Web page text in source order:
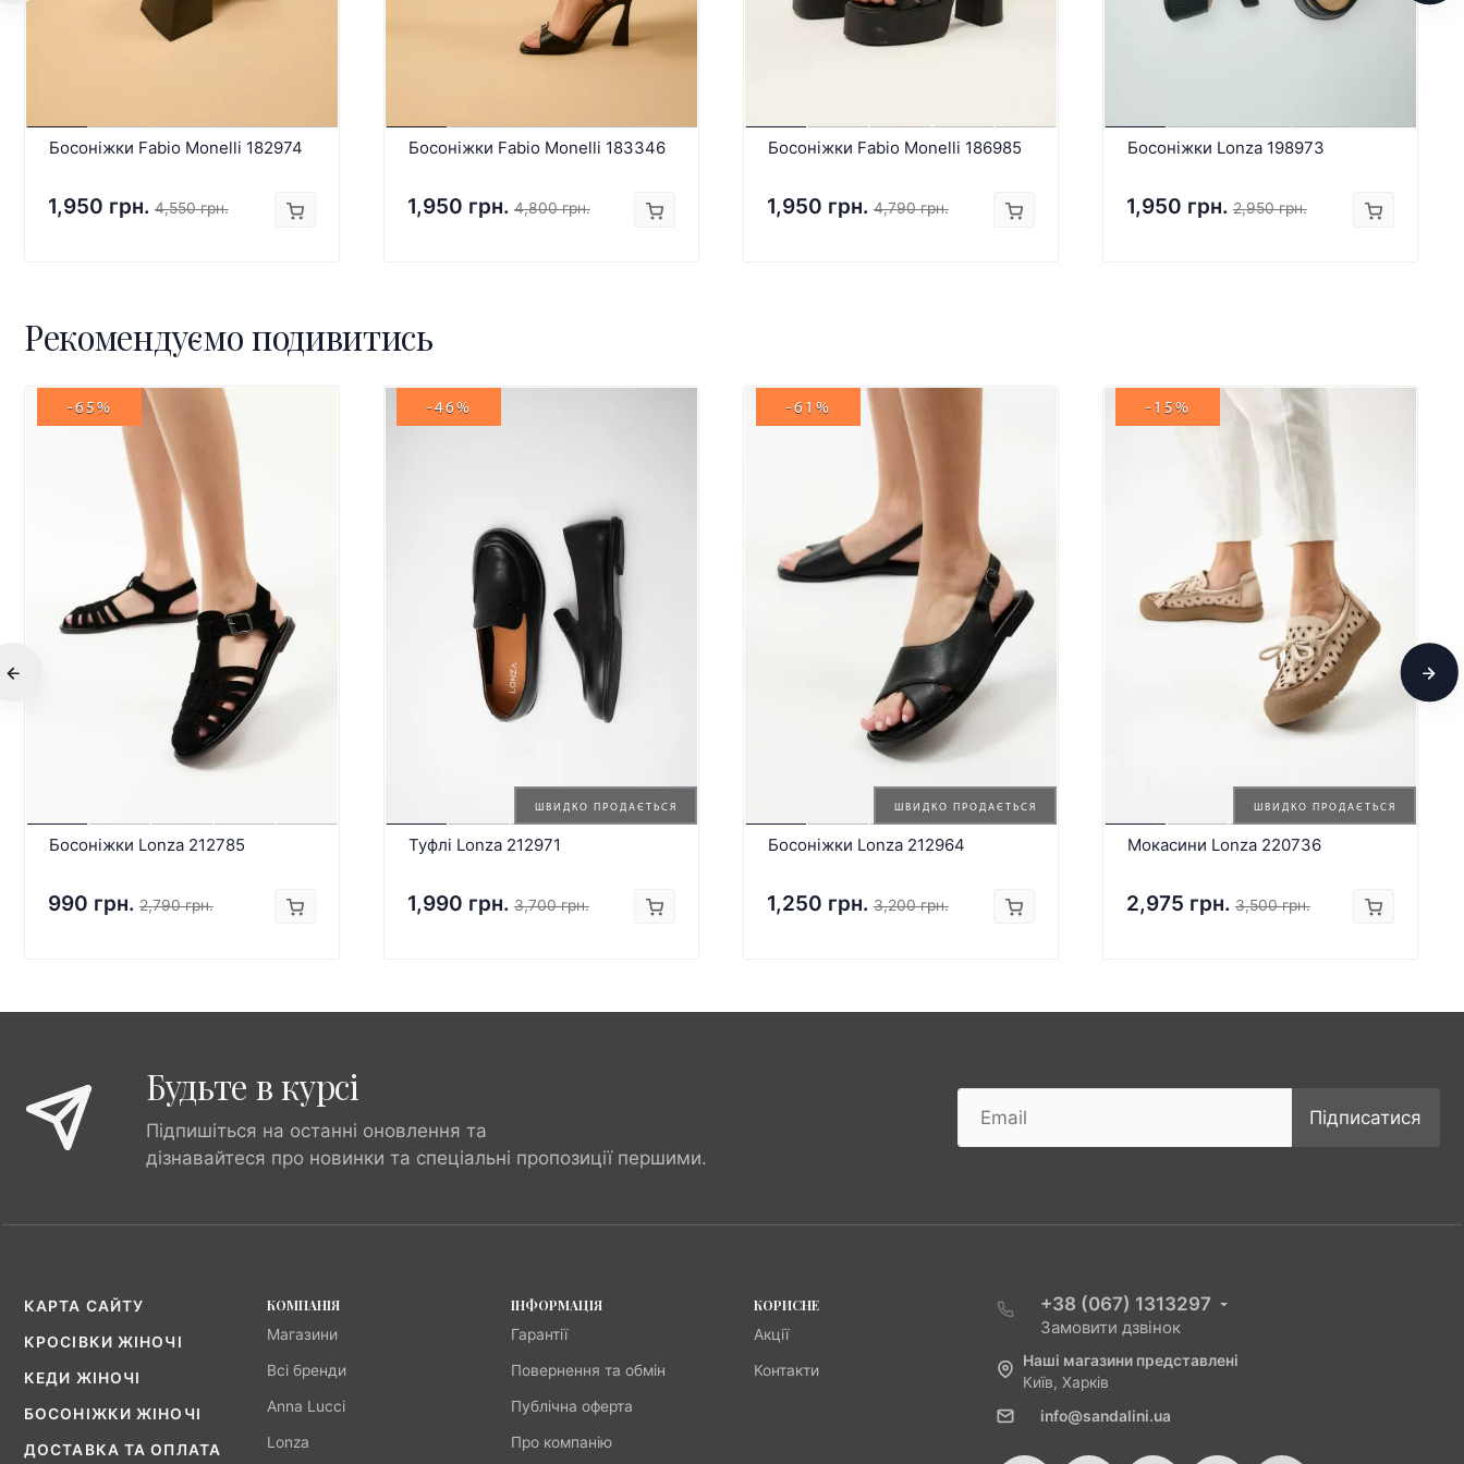
Босоніжки Fabio Monelli 182974
1,950 грн. 4,550 грн.
Босоніжки Fabio Monelli 183346
1,950 грн. 4,800 грн.
Босоніжки Fabio Monelli 186985
1,950 грн. 4,790 грн.
Босоніжки Lonza 198973
1,950 грн. 2,950 грн.
Рекомендуємо подивитись
-65%
Босоніжки Lonza 212785
990 грн. 2,790 грн.
ШВИДКО ПРОДАЄТЬСЯ
-46%
Туфлі Lonza 212971
1,990 грн. 3,700 грн.
ШВИДКО ПРОДАЄТЬСЯ
-61%
Босоніжки Lonza 212964
1,250 грн. 3,200 грн.
ШВИДКО ПРОДАЄТЬСЯ
-15%
Мокасини Lonza 220736
2,975 грн. 3,500 грн.
Будьте в курсі
Підпишіться на останні оновлення та
дізнавайтеся про новинки та спеціальні пропозиції першими.
Підписатися
КАРТА САЙТУ
КРОСІВКИ ЖІНОЧІ
КЕДИ ЖІНОЧІ
БОСОНІЖКИ ЖІНОЧІ
ДОСТАВКА ТА ОПЛАТА
КОМПАНІЯ
Магазини
Всі бренди
Anna Lucci
Lonza
ІНФОРМАЦІЯ
Гарантії
Повернення та обмін
Публічна оферта
Про компанію
КОРИСНЕ
Акції
Контакти
+38 (067) 1313297
Замовити дзвінок
Наші магазини представлені
Київ, Харків
info@sandalini.ua